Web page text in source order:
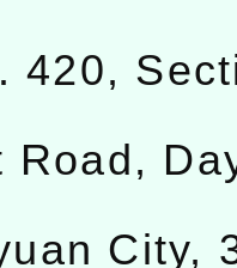
420,
Road,
City,